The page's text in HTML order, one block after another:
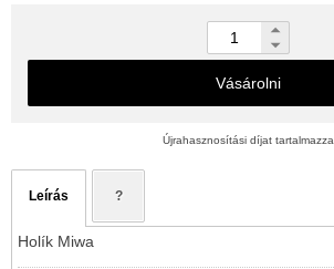
Vásárolni
Újrahasznosítási díjat tartalmazza
Leírás ?
Holík Miwa